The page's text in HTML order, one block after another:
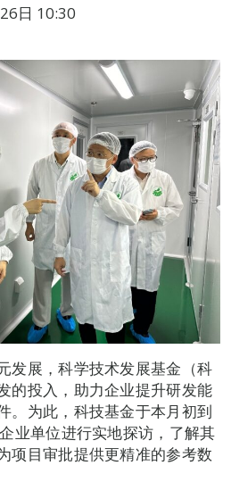
日 10:30
发展，科学技术发展基金（科
的投入，助力企业提升研发能
。为此，科技基金于本月初到
业单位进行实地探访，了解其
项目审批提供更精准的参考数